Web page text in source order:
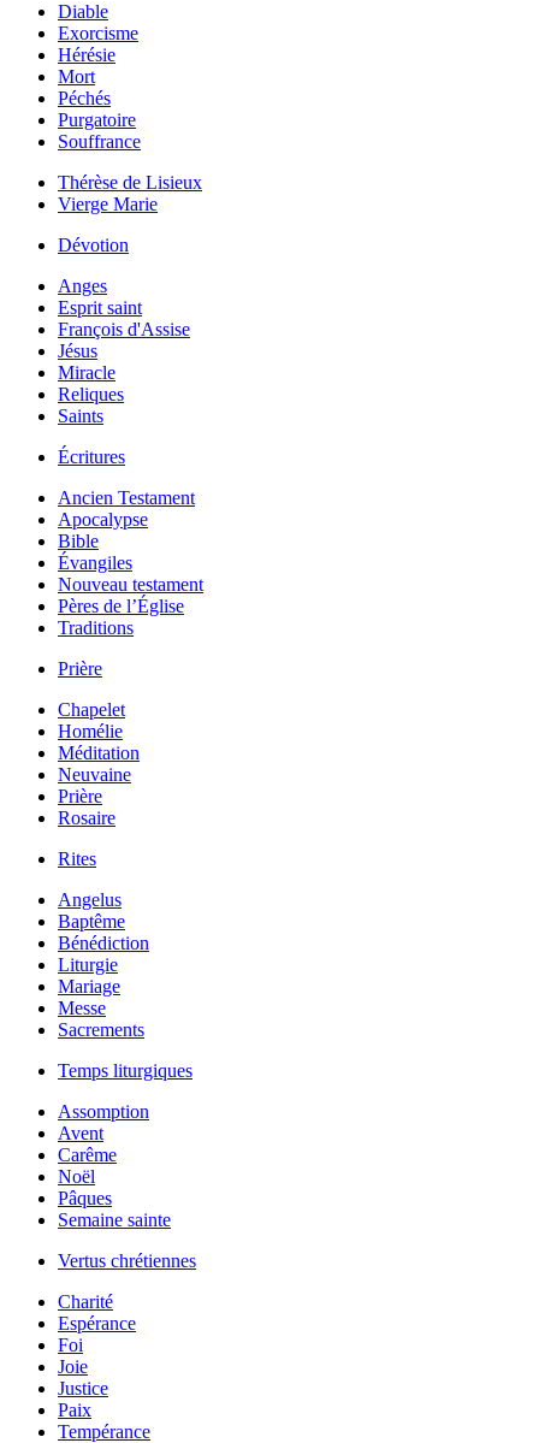
Diable
Exorcisme
Hérésie
Mort
Péchés
Purgatoire
Souffrance
Thérèse de Lisieux
Vierge Marie
Dévotion
Anges
Esprit saint
François d'Assise
Jésus
Miracle
Reliques
Saints
Écritures
Ancien Testament
Apocalypse
Bible
Évangiles
Nouveau testament
Pères de l’Église
Traditions
Prière
Chapelet
Homélie
Méditation
Neuvaine
Prière
Rosaire
Rites
Angelus
Baptême
Bénédiction
Liturgie
Mariage
Messe
Sacrements
Temps liturgiques
Assomption
Avent
Carême
Noël
Pâques
Semaine sainte
Vertus chrétiennes
Charité
Espérance
Foi
Joie
Justice
Paix
Tempérance